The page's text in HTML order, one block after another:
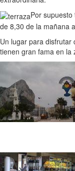
Por
de 8,30 de la mañana
Un lugar para disfrutar
tienen gran fama en la